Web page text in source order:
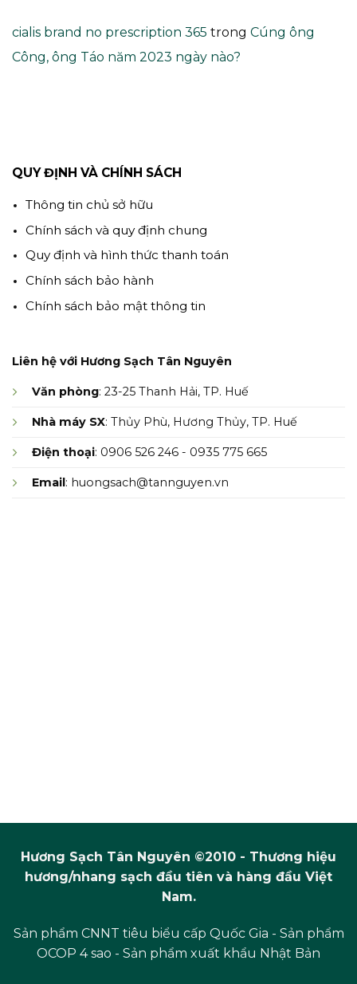
cialis brand no prescription 365 trong Cúng ông
Công, ông Táo năm 2023 ngày nào?
QUY ĐỊNH VÀ CHÍNH SÁCH
Thông tin chủ sở hữu
Chính sách và quy định chung
Quy định và hình thức thanh toán
Chính sách bảo hành
Chính sách bảo mật thông tin
Liên hệ với Hương Sạch Tân Nguyên
Văn phòng: 23-25 Thanh Hải, TP. Huế
Nhà máy SX: Thủy Phù, Hương Thủy, TP. Huế
Điện thoại: 0906 526 246 - 0935 775 665
Email: huongsach@tannguyen.vn
Hương Sạch Tân Nguyên ©2010 - Thương hiệu
hương/nhang sạch đầu tiên và hàng đầu Việt
Nam.
Sản phẩm CNNT tiêu biểu cấp Quốc Gia - Sản phẩm
OCOP 4 sao - Sản phẩm xuất khẩu Nhật Bản